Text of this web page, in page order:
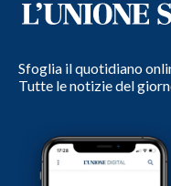
Sfoglia il quotidiano
Tutte le notizie del